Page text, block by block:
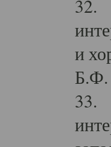
32.
и
Б.Ф.
33.